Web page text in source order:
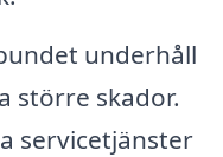
underhåll
större skador.
servicetjänster